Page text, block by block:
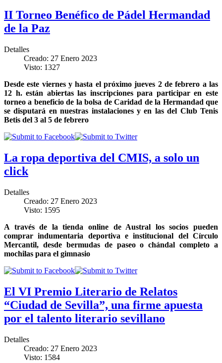
II Torneo Benéfico de Pádel Hermandad
de la Paz
Detalles
Creado: 27 Enero 2023
Visto: 1327
Desde este viernes y hasta el próximo jueves 2 de febrero a las
12 h. están abiertas las inscripciones para participar en este
torneo a beneficio de la bolsa de Caridad de la Hermandad que
se disputará en nuestras instalaciones y en las del Club Tenis
Betis del 3 al 5 de febrero
La ropa deportiva del CMIS, a solo un
click
Detalles
Creado: 27 Enero 2023
Visto: 1595
A través de la tienda online de Austral los socios pueden
comprar indumentaria deportiva e institucional del Círculo
Mercantil, desde bermudas de paseo o chándal completo a
mochilas para el gimnasio
El VI Premio Literario de Relatos
“Ciudad de Sevilla”, una firme apuesta
por el talento literario sevillano
Detalles
Creado: 27 Enero 2023
Visto: 1584